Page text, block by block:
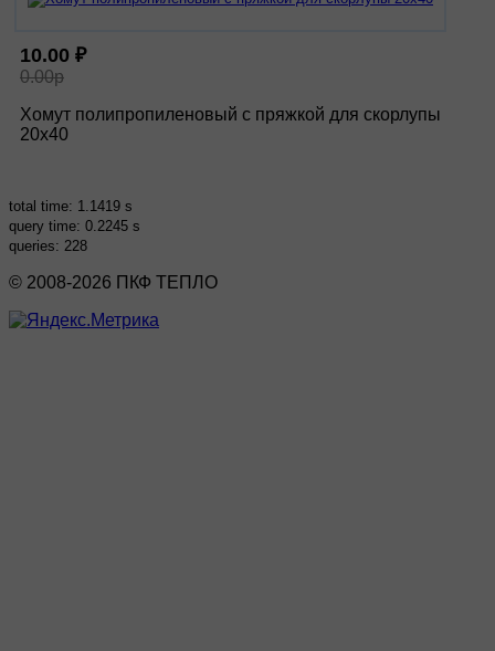
10.00 ₽
0.00р
Хомут полипропиленовый с пряжкой для скорлупы
20х40
total time: 1.1419 s
query time: 0.2245 s
queries: 228
© 2008-2026 ПКФ ТЕПЛО